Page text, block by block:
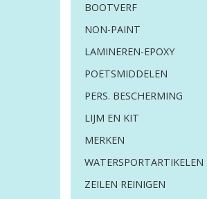
BOOTVERF
NON-PAINT
LAMINEREN-EPOXY
POETSMIDDELEN
PERS. BESCHERMING
LIJM EN KIT
MERKEN
WATERSPORTARTIKELEN
ZEILEN REINIGEN